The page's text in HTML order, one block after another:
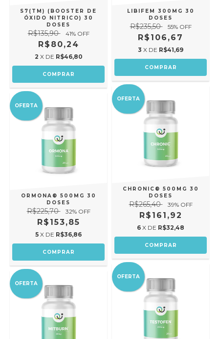
S7(TM) (BOOSTER DE
ÓXIDO NITRICO) 30
DOSES
R$135,90 41% OFF
R$80,24
2 X DE R$46,80
LIBIFEM 300MG 30
DOSES
R$235,50 55% OFF
R$106,67
3 X DE R$41,69
OFERTA
ORMONA® 500MG 30
DOSES
R$225,70 32% OFF
R$153,85
5 X DE R$36,86
OFERTA
CHRONIC® 500MG 30
DOSES
R$265,40 39% OFF
R$161,92
6 X DE R$32,48
OFERTA
OFERTA